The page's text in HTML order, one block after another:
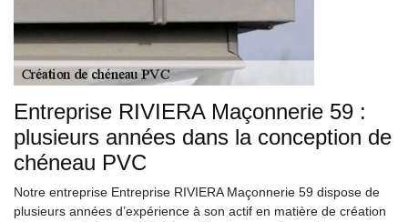
Entreprise RIVIERA Maçonnerie 59 :
plusieurs années dans la conception de
chéneau PVC
Notre entreprise Entreprise RIVIERA Maçonnerie 59 dispose de
plusieurs années d’expérience à son actif en matière de création